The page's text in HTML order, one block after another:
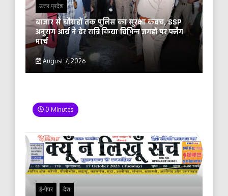
उत्तर प्रदेश
बाजार से चौराहों तक पुलिस का सुरक्षा कवच, SSP
अनुराग आर्य ने देर रात्रि किया विभिन्न जगहों पर फ्लैग
मार्च
August 7, 2026
0 Minutes
ई-पेपर देश